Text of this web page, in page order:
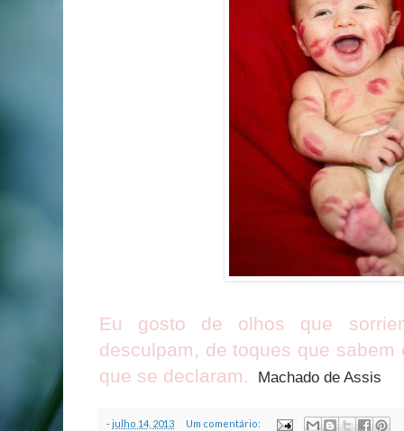
Eu gosto de olhos que
desculpam, de toques que
que se declaram.
Machado de Assis
-julho 14, 2013 Um comentário: